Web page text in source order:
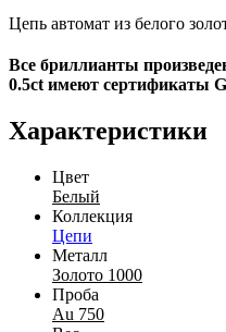
Цепь автомат из белого
Все бриллианты
0.5ct имеют сертификаты
Характеристики
Цвет
Белый
Коллекция
Цепи
Металл
Золото 1000
Проба
Au 750